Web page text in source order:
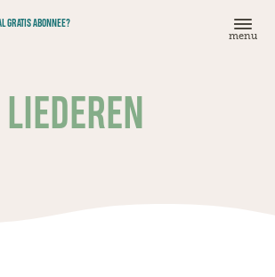
GRATIS ABONNEE?
menu
LIEDEREN